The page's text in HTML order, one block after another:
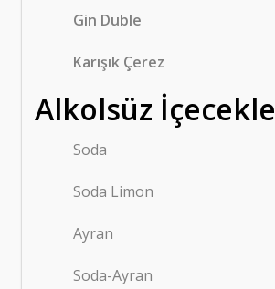
Gin Duble
Karışık Çerez
Alkolsüz
Soda
Soda Limon
Ayran
Soda-Ayran